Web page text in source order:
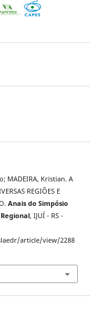
MADEIRA, Kristian. A
REGIÕES E
Anais do Simpósio
, IJUÍ - RS -
article/view/2288